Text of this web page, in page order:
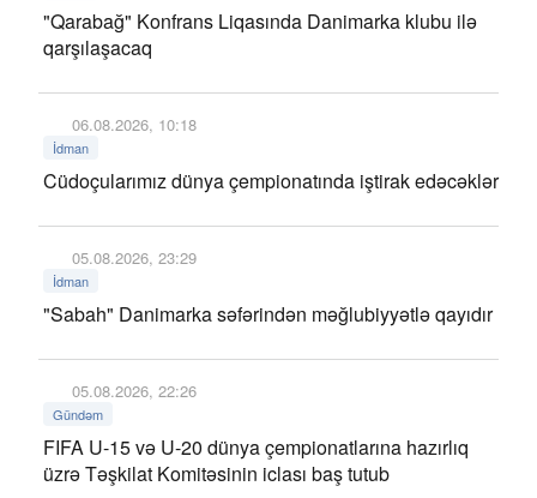
"Qarabağ" Konfrans Liqasında Danimarka klubu ilə
qarşılaşacaq
06.08.2026, 10:18
İdman
Cüdoçularımız dünya çempionatında iştirak edəcəklər
05.08.2026, 23:29
İdman
"Sabah" Danimarka səfərindən məğlubiyyətlə qayıdır
05.08.2026, 22:26
Gündəm
FIFA U-15 və U-20 dünya çempionatlarına hazırlıq
üzrə Təşkilat Komitəsinin iclası baş tutub